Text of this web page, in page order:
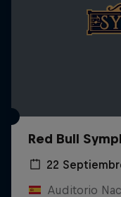
Red Bull
22
Auditorio